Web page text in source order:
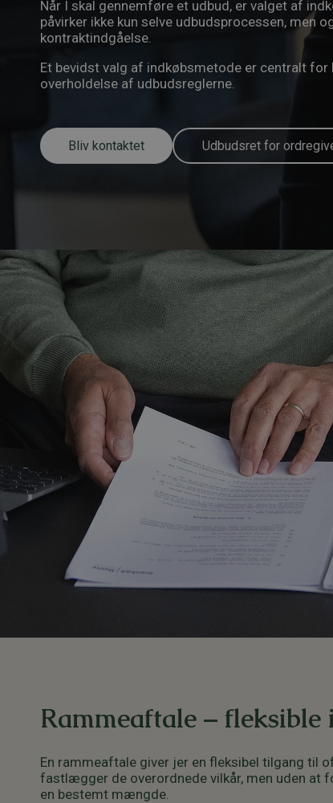
Når I skal gennemføre et udbud, er valget af
påvirker ikke kun selve udbudsprocessen, men
kontraktindgåelse.
Et bevidst valg af indkøbsmetode er centralt
overholdelse af udbudsreglerne.
Bliv kontaktet Udbudsret for
Rammeaftale – fleksible
En rammeaftale giver jer en fleksibel tilgang til
fastlægger de overordnede vilkår, men uden at
en bestemt mængde.